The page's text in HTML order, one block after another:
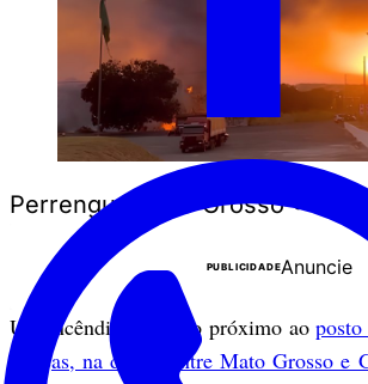
Perrengue Mato Grosso • 02/
PUBLICIDADEAnuncie
Um incêndio ocorrido próximo ao
Garças, na divisa entre Mato Grosso e